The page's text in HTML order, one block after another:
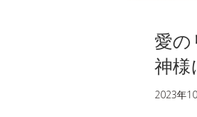
愛の
神様
2023年